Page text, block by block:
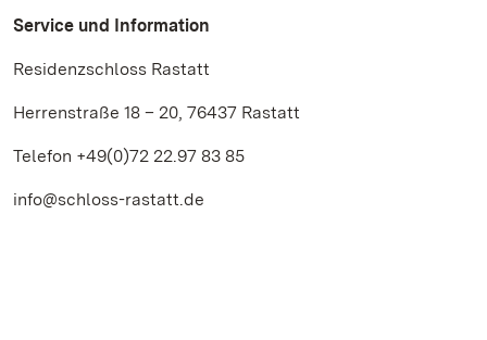
Service und Information
Residenzschloss Rastatt
Herrenstraße 18 – 20, 76437 Rastatt
Telefon +49(0)72 22.97 83 85
info@schloss-rastatt.de